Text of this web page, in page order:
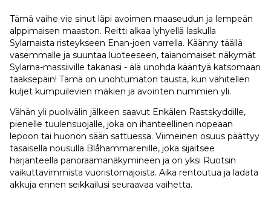
Tämä vaihe vie sinut läpi avoimen maaseudun ja lempeän
alppimaisen maaston. Reitti alkaa lyhyellä laskulla
Sylarnaista risteykseen Enan-joen varrella. Käänny täällä
vasemmalle ja suuntaa luoteeseen, taianomaiset näkymät
Sylarna-massiiville takanasi - älä unohda kääntyä katsomaan
taaksepäin! Tämä on unohtumaton tausta, kun vähitellen
kuljet kumpuilevien mäkien ja avointen nummien yli.
Vähän yli puolivälin jälkeen saavut Enkälen Rastskyddille,
pienelle tuulensuojalle, joka on ihanteellinen nopeaan
lepoon tai huonon sään sattuessa. Viimeinen osuus päättyy
tasaisella nousulla Blåhammarenille, joka sijaitsee
harjanteella panoraamanäkymineen ja on yksi Ruotsin
vaikuttavimmista vuoristomajoista. Aika rentoutua ja ladata
akkuja ennen seikkailusi seuraavaa vaihetta.